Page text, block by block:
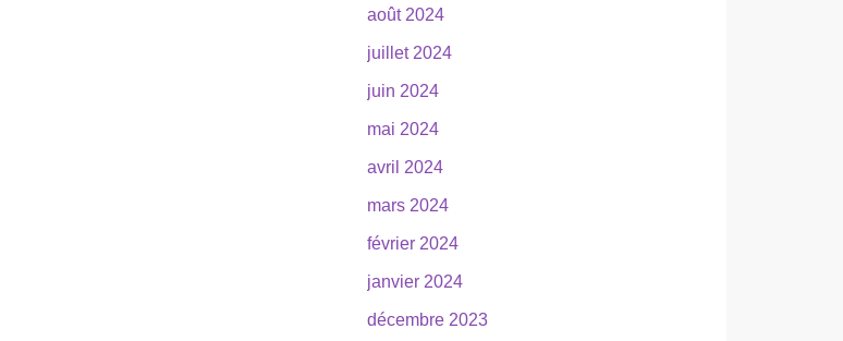
août 2024
juillet 2024
juin 2024
mai 2024
avril 2024
mars 2024
février 2024
janvier 2024
décembre 2023